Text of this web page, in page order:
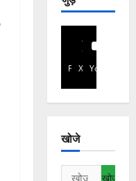
Facebook
X YouTube
खोजे
निम्न